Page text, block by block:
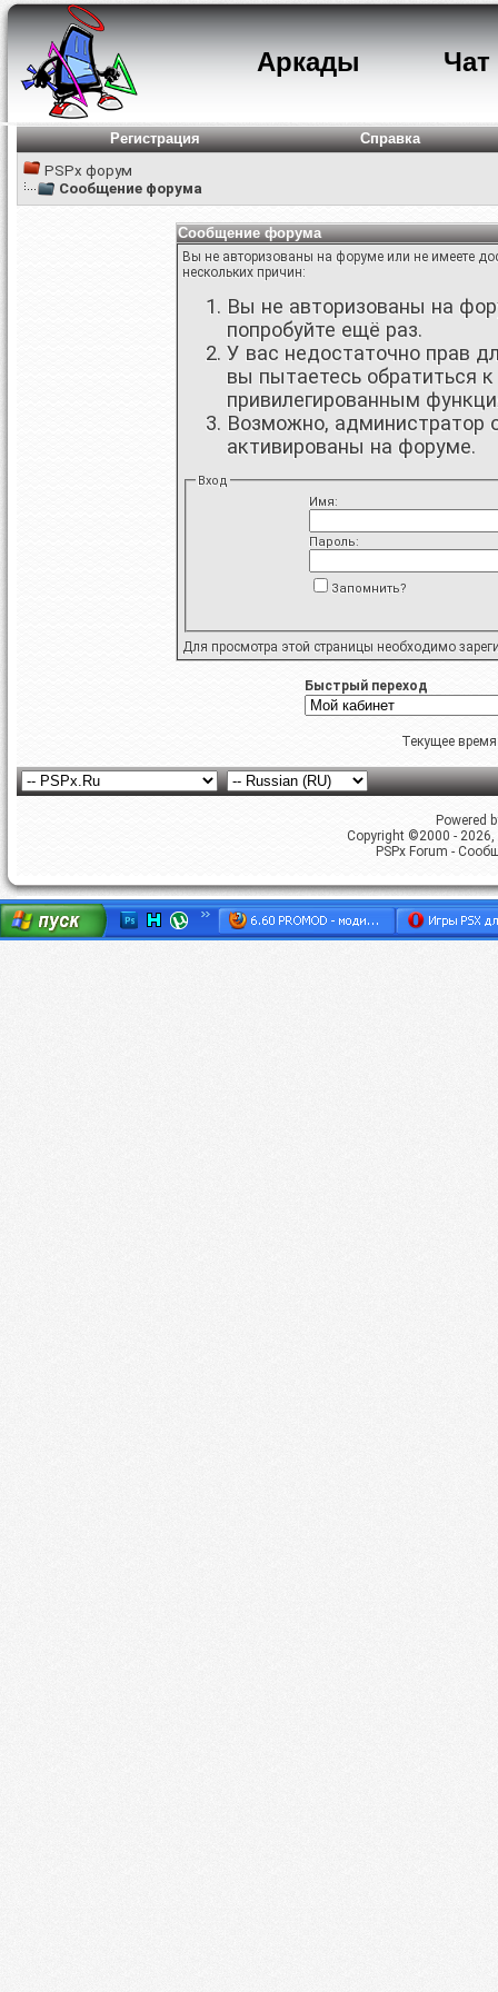
Аркады Чат
Регистрация
Справка
PSPx форум
Сообщение форума
Сообщение форума
Вы не авторизованы на форуме или не имеете
нескольких причин:
Вы не авторизованы на
попробуйте ещё раз.
У вас недостаточно прав
вы пытаетесь обратиться
привилегированным
Возможно, администратор
активированы на форуме.
Вход
Имя:
Пароль:
Запомнить?
Для просмотра этой страницы необходимо
Быстрый переход
Текущее
Powered
Copyright ©2000 -
PSPx Forum -